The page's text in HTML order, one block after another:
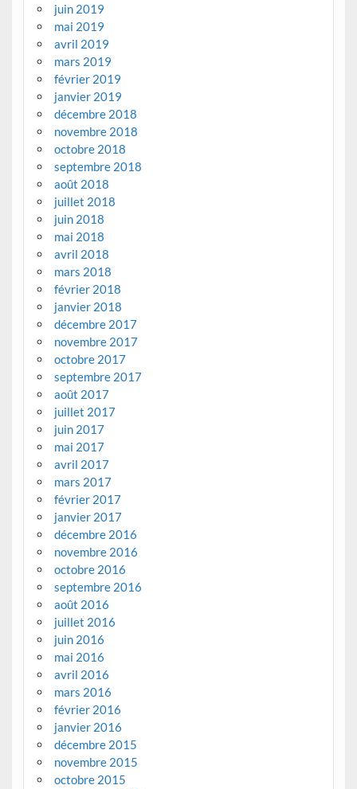
juin 2019
mai 2019
avril 2019
mars 2019
février 2019
janvier 2019
décembre 2018
novembre 2018
octobre 2018
septembre 2018
août 2018
juillet 2018
juin 2018
mai 2018
avril 2018
mars 2018
février 2018
janvier 2018
décembre 2017
novembre 2017
octobre 2017
septembre 2017
août 2017
juillet 2017
juin 2017
mai 2017
avril 2017
mars 2017
février 2017
janvier 2017
décembre 2016
novembre 2016
octobre 2016
septembre 2016
août 2016
juillet 2016
juin 2016
mai 2016
avril 2016
mars 2016
février 2016
janvier 2016
décembre 2015
novembre 2015
octobre 2015